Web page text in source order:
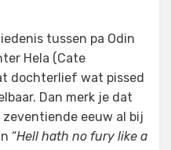
tussen pa Odin
Hela (Cate
dochterlief wat pissed
Dan merk je dat
eeuw al bij
“Hell hath no fury like a